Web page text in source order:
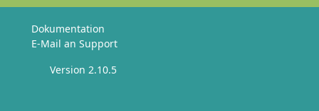
Dokumentation
E-Mail an Support
Version 2.10.5